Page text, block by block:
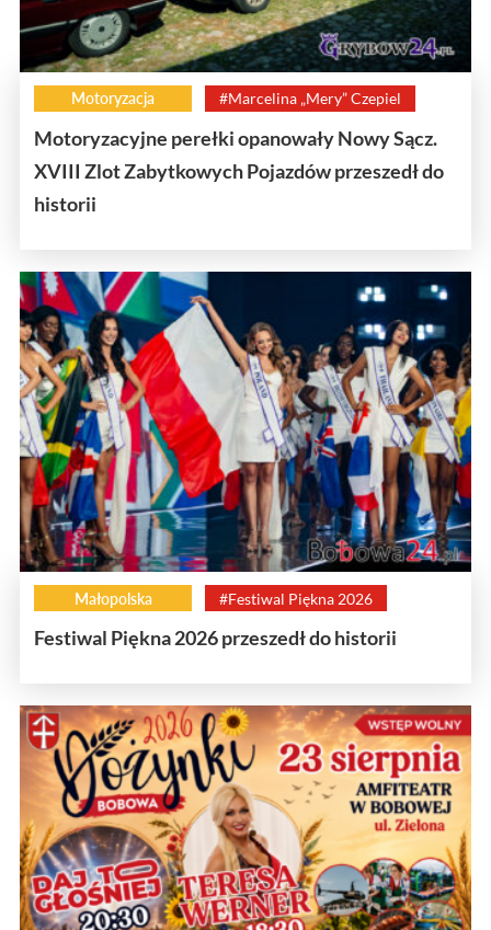
Motoryzacja #Marcelina „Mery” Czepiel
Motoryzacyjne perełki opanowały Nowy Sącz.
XVIII Zlot Zabytkowych Pojazdów przeszedł do
historii
Małopolska #Festiwal Piękna 2026
Festiwal Piękna 2026 przeszedł do historii